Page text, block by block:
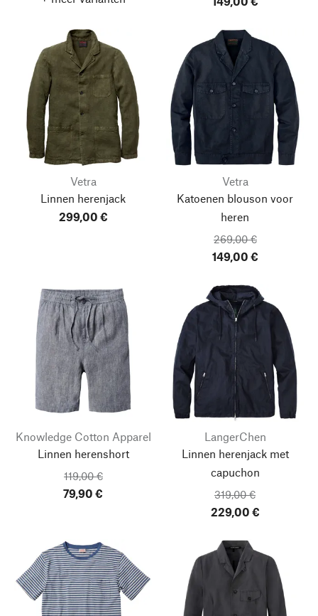
Vetra
Linnen herenjack
299,00 €
Vetra
Katoenen blouson voor
heren
269,00 €
149,00 €
Knowledge Cotton Apparel
Linnen herenshort
119,00 €
79,90 €
LangerChen
Linnen herenjack met
capuchon
319,00 €
229,00 €